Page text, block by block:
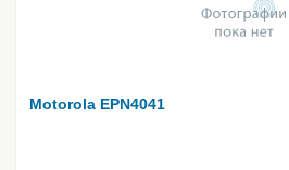
Motorola EPN4041